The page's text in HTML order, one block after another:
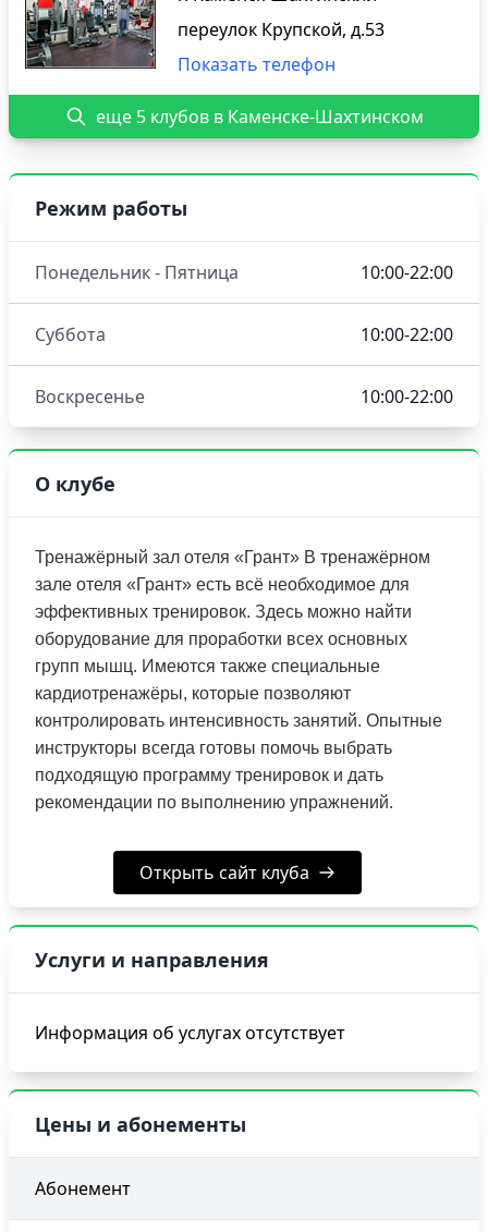
О клубе
Тренажёрный зал отеля «Грант» В тренажёрном
зале отеля «Грант» есть всё необходимое для
эффективных тренировок. Здесь можно найти
оборудование для проработки всех основных
групп мышц. Имеются также специальные
кардиотренажёры, которые позволяют
контролировать интенсивность занятий. Опытные
инструкторы всегда готовы помочь выбрать
подходящую программу тренировок и дать
рекомендации по выполнению упражнений.
Открыть сайт клуба
Услуги и направления
Информация об услугах отсутствует
Цены и абонементы
Абонемент
переулок Крупской, д.53
Показать телефон
еще 5 клубов в Каменске-Шахтинском
Режим работы
Понедельник - Пятница 10:00-22:00
Суббота 10:00-22:00
Воскресенье 10:00-22:00